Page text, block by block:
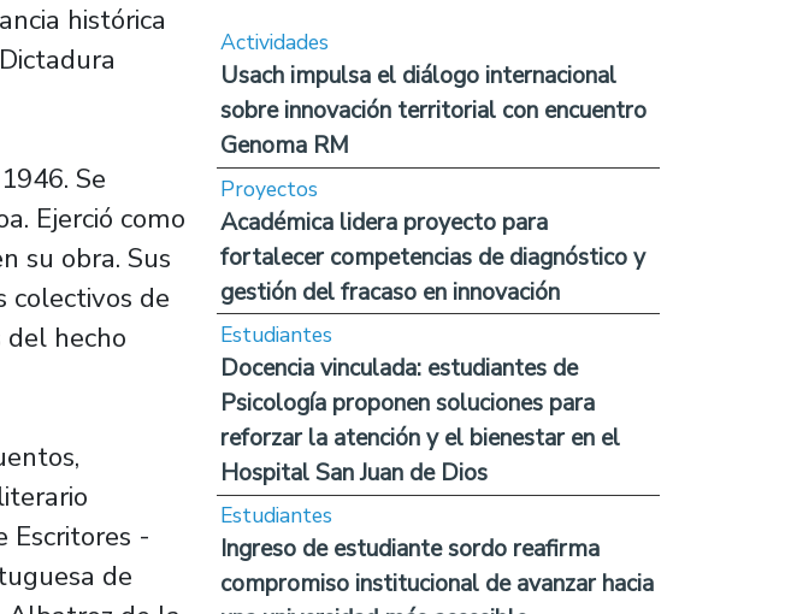
histórica
Se
Ejerció como
su obra. Sus
colectivos de
hecho
Escritores -
de
Actividades
Usach impulsa el diálogo internacional
sobre innovación territorial con encuentro
Genoma RM
Proyectos
Académica lidera proyecto para
fortalecer competencias de diagnóstico y
gestión del fracaso en innovación
Estudiantes
Docencia vinculada: estudiantes de
Psicología proponen soluciones para
reforzar la atención y el bienestar en el
Hospital San Juan de Dios
Estudiantes
Ingreso de estudiante sordo reafirma
compromiso institucional de avanzar hacia